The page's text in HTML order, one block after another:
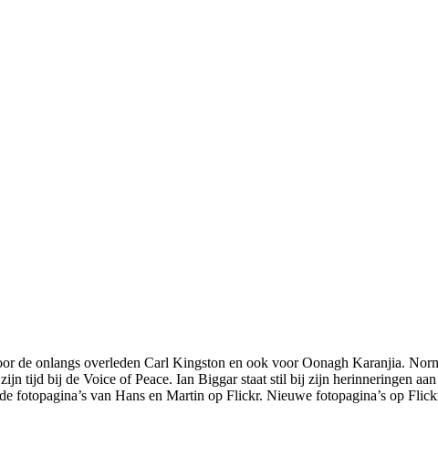
de onlangs overleden Carl Kingston en ook voor Oonagh Karanjia.
tijd bij de Voice of Peace. Ian Biggar staat stil bij zijn herinneringen
fotopagina’s van Hans en Martin op Flickr. Nieuwe fotopagina’s op